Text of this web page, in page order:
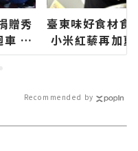
贈秀
車 縣
蓮新
的
臺東味好食材
小米紅藜再加
蓮新聞網官方網
Recommended by